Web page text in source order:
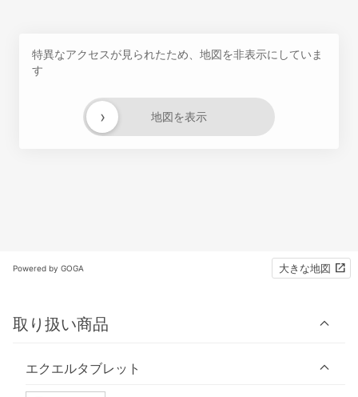
特異なアクセスが見られたため、地図を非表示にしていま
す
地図を表示
›
Powered by GOGA 大きな地図
取り扱い商品
エクエルタブレット